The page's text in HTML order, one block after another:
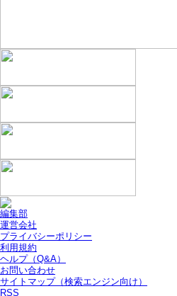
編集部
運営会社
プライバシーポリシー
利用規約
ヘルプ（Q&A）
お問い合わせ
サイトマップ（検索エンジン向け）
RSS